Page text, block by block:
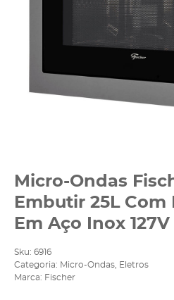
Micro-Ondas
Embutir 25L Com
Em Aço Inox
Sku: 6916
Categoria: Micro-Ondas
Eletros
Marca: Fischer